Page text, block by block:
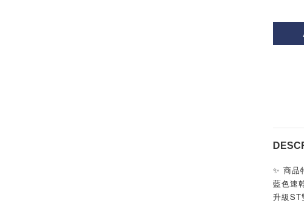
✨ 商品
藍色速
升級ST